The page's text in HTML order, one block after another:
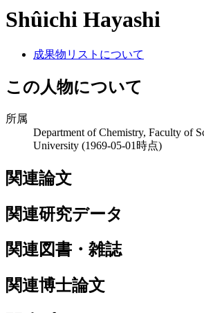
Shûichi Hayashi
成果物リストについて
この人物について
所属
Department of Chemistry, Faculty of
University (1969-05-01時点)
関連論文
関連研究データ
関連図書・雑誌
関連博士論文